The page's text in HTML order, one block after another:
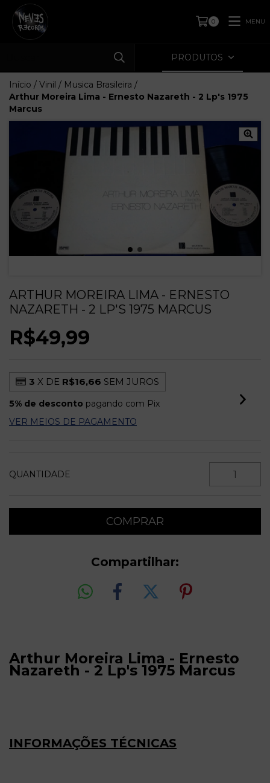
0 MENU
PRODUTOS
Início / Vinil / Musica Brasileira /
Arthur Moreira Lima - Ernesto Nazareth - 2 Lp's 1975
Marcus
ARTHUR MOREIRA LIMA - ERNESTO
NAZARETH - 2 LP'S 1975 MARCUS
R$49,99
3 X DE R$16,66 SEM JUROS
5% de desconto pagando com Pix
VER MEIOS DE PAGAMENTO
QUANTIDADE
Compartilhar:
Arthur Moreira Lima - Ernesto
Nazareth - 2 Lp's 1975 Marcus
INFORMAÇÕES TÉCNICAS